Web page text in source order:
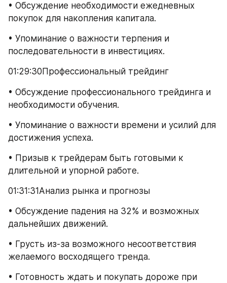
• Обсуждение необходимости ежедневных
покупок для накопления капитала.
• Упоминание о важности терпения и
последовательности в инвестициях.
01:29:30Профессиональный трейдинг
• Обсуждение профессионального трейдинга и
необходимости обучения.
• Упоминание о важности времени и усилий для
достижения успеха.
• Призыв к трейдерам быть готовыми к
длительной и упорной работе.
01:31:31Анализ рынка и прогнозы
• Обсуждение падения на 32% и возможных
дальнейших движений.
• Грусть из-за возможного несоответствия
желаемого восходящего тренда.
• Готовность ждать и покупать дороже при